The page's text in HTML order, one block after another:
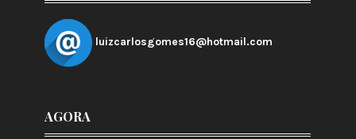
luizcarlosgomes16@hotmail.com
AGORA